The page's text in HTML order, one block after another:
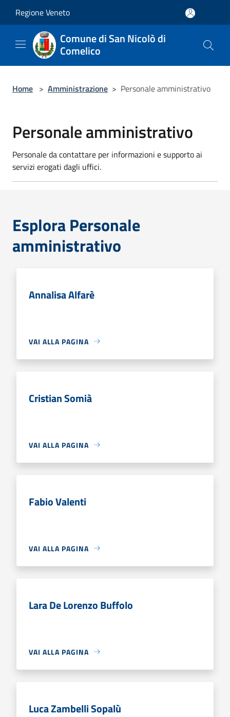
Regione Veneto
Comune di San Nicolò di
Comelico
Home > Amministrazione > Personale amministrativo
Personale amministrativo
Personale da contattare per informazioni e supporto ai
servizi erogati dagli uffici.
Esplora Personale
amministrativo
Annalisa Alfarè
VAI ALLA PAGINA
Cristian Somià
VAI ALLA PAGINA
Fabio Valenti
VAI ALLA PAGINA
Lara De Lorenzo Buffolo
VAI ALLA PAGINA
Luca Zambelli Sopalù